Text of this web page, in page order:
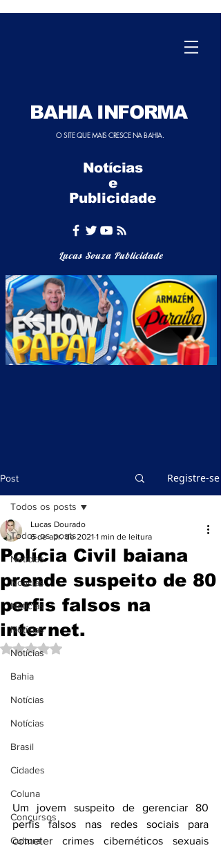
BAHIA INFORMA
O SITE QUE MAIS CRESCE NA BAHIA.
Notícias
e
Publicidade
Lucas Souza Publicidade
Post Registre-se
Todos os posts
Notícias
Notícias
Notícias
Notícias
Notícias
Bahia
Notícias
Notícias
Brasil
Cidades
Coluna
Concursos
Cultura
Todos os posts
Polícia Civil baiana
prende suspeito de 80
perfis falsos na
internet.
Lucas Dourado
6 de abr. de 2021 1 min de leitura
Avaliado com NaN de 5 estrelas.
Um jovem suspeito de gerenciar 80
perfis falsos nas redes sociais para
cometer crimes cibernéticos sexuais